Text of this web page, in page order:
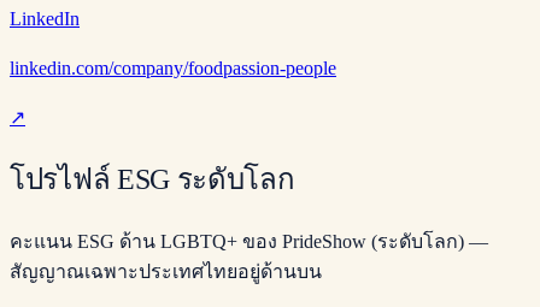
LinkedIn
linkedin.com/company/foodpassion-people
↗
โปรไฟล์ ESG ระดับโลก
คะแนน ESG ด้าน LGBTQ+ ของ PrideShow (ระดับโลก) —
สัญญาณเฉพาะประเทศไทยอยู่ด้านบน